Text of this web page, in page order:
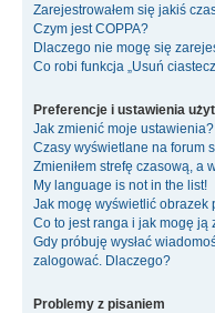
Zarejestrowałem się jakiś
Czym jest COPPA?
Dlaczego nie mogę się
Co robi funkcja „Usuń
Preferencje i ustawienia
Jak zmienić moje ustawienia?
Czasy wyświetlane na forum
Zmieniłem strefę czasową, a
My language is not in the list!
Jak mogę wyświetlić obrazek
Co to jest ranga i jak mogę ją
Gdy próbuję wysłać
zalogować. Dlaczego?
Problemy z pisaniem